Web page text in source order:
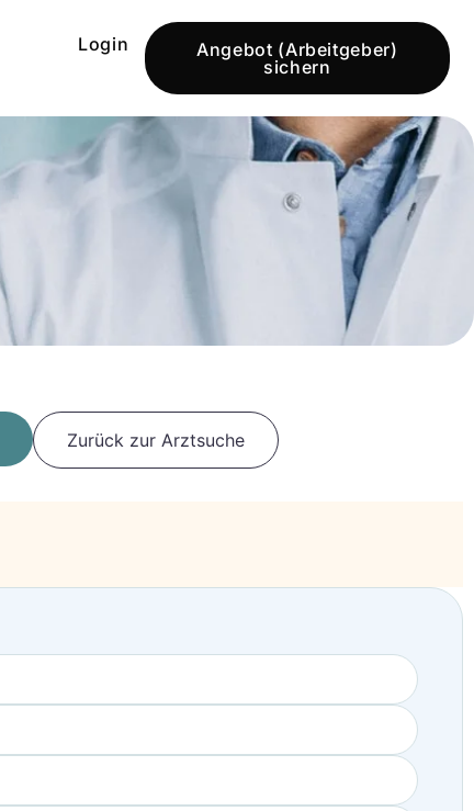
Login
Angebot (Arbeitgeber)
sichern
Zurück zur Arztsuche